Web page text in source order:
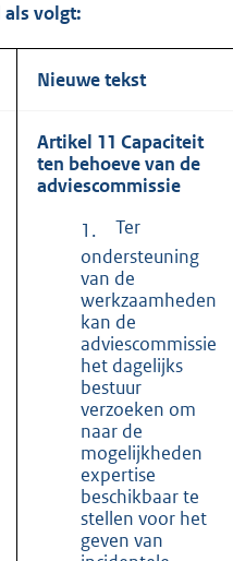
volgt:
Nieuwe tekst
Artikel 11 Capaciteit
ten behoeve van de
adviescommissie
1.
Ter
ondersteuning
van de
werkzaamheden
kan de
adviescommissie
het dagelijks
bestuur
verzoeken om
naar de
mogelijkheden
expertise
beschikbaar te
stellen voor het
geven van